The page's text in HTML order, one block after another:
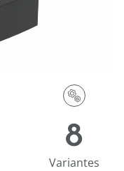
8
Variantes